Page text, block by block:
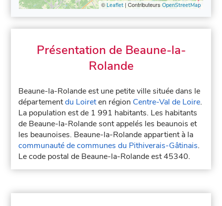
© Leaflet| Contributeurs OpenStreetMap
Présentation de Beaune-la-
Rolande
Beaune-la-Rolande est une petite ville située dans le
départementdu Loireten région Centre-Val de Loire.
La population est de 1 991 habitants. Les habitants
de Beaune-la-Rolande sont appelés les beaunois et
les beaunoises. Beaune-la-Rolande appartient à la
communauté de communes du Pithiverais-Gâtinais.
Le code postal de Beaune-la-Rolande est 45340.